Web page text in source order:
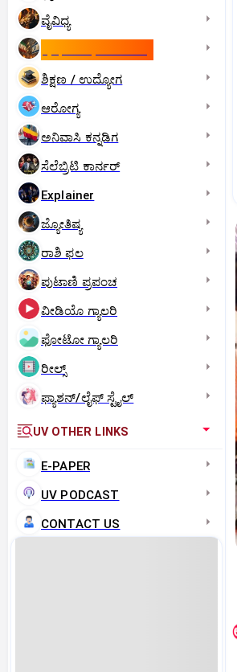
ವೈವಿಧ್ಯ
ಶಿಕ್ಷಣ / ಉದ್ಯೋಗ
ಆರೋಗ್ಯ
ಅನಿವಾಸಿ ಕನ್ನಡಿಗ
ಸೆಲೆಬ್ರಿಟಿ ಕಾರ್ನರ್‌
Explainer
ಜ್ಯೋತಿಷ್ಯ
ರಾಶಿ ಫಲ
ಪುಟಾಣಿ ಪ್ರಪಂಚ
ವೀಡಿಯೊ ಗ್ಯಾಲರಿ
ಫೋಟೋ ಗ್ಯಾಲರಿ
ರೀಲ್ಸ್
ಫ್ಯಾಶನ್/ಲೈಫ್‌ ಸ್ಟೈಲ್
UV OTHER LINKS
E-PAPER
UV PODCAST
CONTACT US